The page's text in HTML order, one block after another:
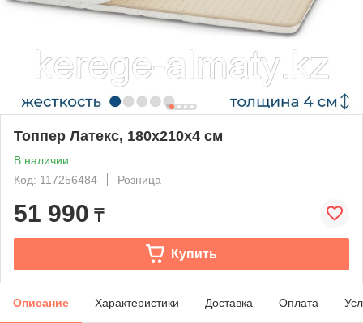
Топпер Латекс, 180x210x4 см
В наличии
Код: 117256484
Розница
51 990 ₸
Купить
Описание Характеристики Доставка Оплата